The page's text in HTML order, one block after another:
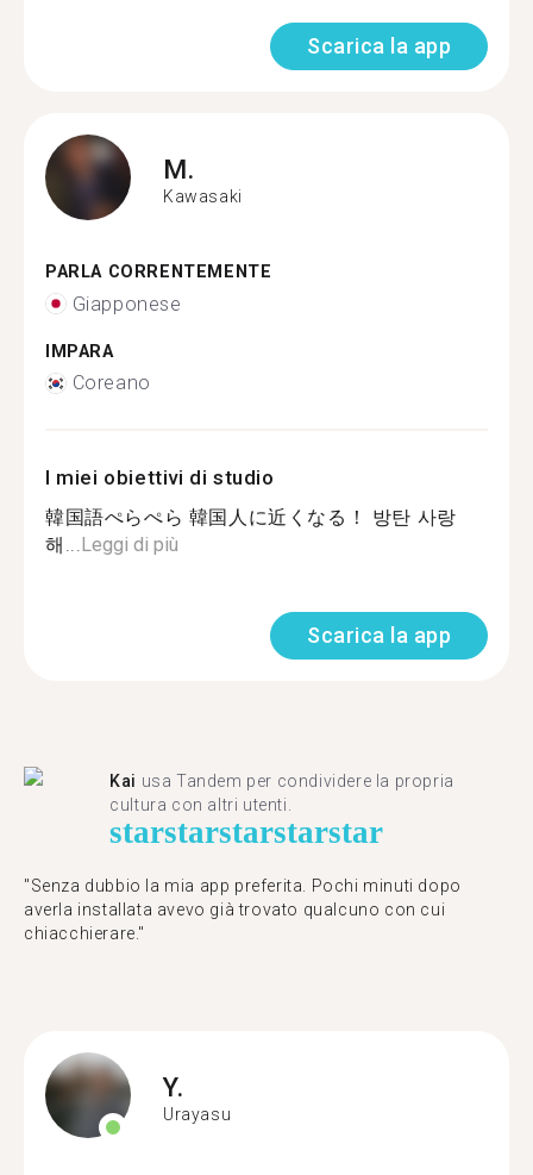
Scarica la app
M.
Kawasaki
PARLA CORRENTEMENTE
Giapponese
IMPARA
Coreano
I miei obiettivi di studio
韓国語ぺらぺら 韓国人に近くなる！ 방탄 사랑
해...Leggi di più
Scarica la app
Kai usa Tandem per condividere la propria
cultura con altri utenti.
starstarstarstarstar
"Senza dubbio la mia app preferita. Pochi minuti dopo
averla installata avevo già trovato qualcuno con cui
chiacchierare."
Y.
Urayasu